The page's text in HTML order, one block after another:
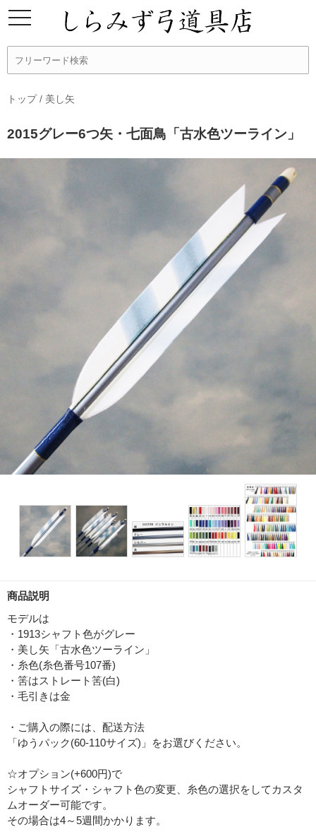
トップ/ 美し矢
2015グレー6つ矢・七面鳥「古水色ツーライン」
商品説明
モデルは
・1913シャフト色がグレー
・美し矢「古水色ツーライン」
・糸色(糸色番号107番)
・筈はストレート筈(白)
・毛引きは金
・ご購入の際には、配送方法
「ゆうパック(60-110サイズ)」をお選びください。
☆オプション(+600円)で
シャフトサイズ・シャフト色の変更、糸色の選択をしてカスタ
ムオーダー可能です。
その場合は4～5週間かかります。